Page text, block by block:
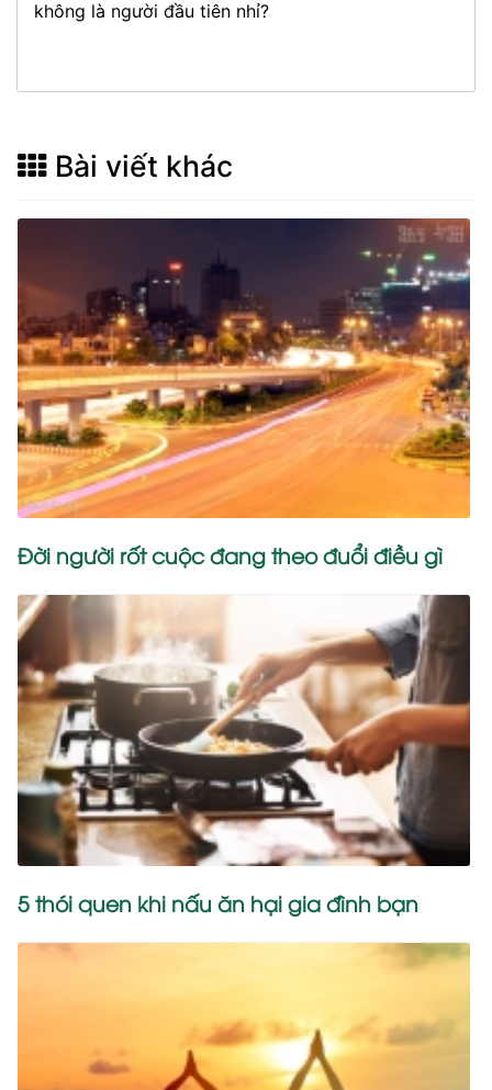
không là người đầu tiên nhỉ?
Bài viết khác
Đời người rốt cuộc đang theo đuổi điều gì
5 thói quen khi nấu ăn hại gia đình bạn